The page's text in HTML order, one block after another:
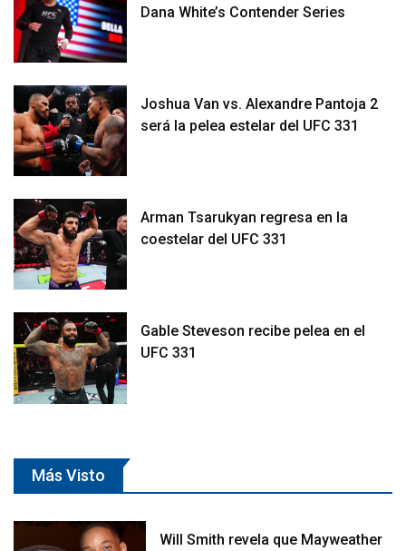
Dana White’s Contender Series
Joshua Van vs. Alexandre Pantoja 2
será la pelea estelar del UFC 331
Arman Tsarukyan regresa en la
coestelar del UFC 331
Gable Steveson recibe pelea en el
UFC 331
Más Visto
Will Smith revela que Mayweather